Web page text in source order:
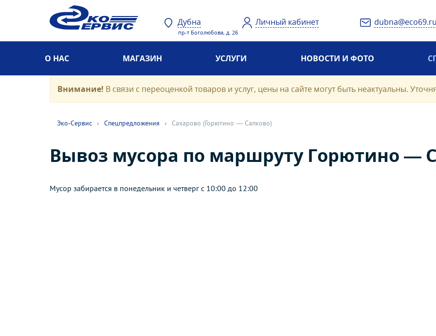
Дубна
пр-т Боголюбова, д. 26
Личный кабинет
О НАС МАГАЗИН УСЛУГИ НОВОСТИ И ФОТО
Внимание! В связи с переоценкой товаров и услуг, цены на сайте могут быть неактуальны.
Эко-Cервис › Спецпредложения › Сахарово (Горютино — Сапково)
Вывоз мусора по маршруту Горютино —
Мусор забирается в понедельник и четверг с 10:00 до 12:00